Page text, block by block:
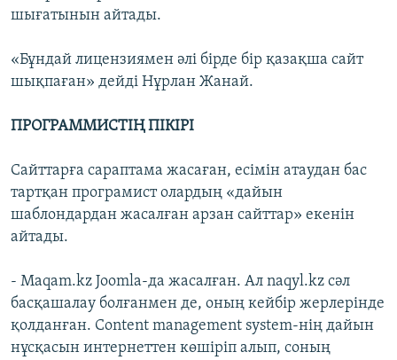
шығатынын айтады.
«Бұндай лицензиямен әлі бірде бір қазақша сайт
шықпаған» дейді Нұрлан Жанай.
ПРОГРАММИСТІҢ ПІКІРІ
Сайттарға сараптама жасаған, есімін атаудан бас
тартқан програмист олардың «дайын
шаблондардан жасалған арзан сайттар» екенін
айтады.
- Maqam.kz Joomla-да жасалған. Ал naqyl.kz сәл
басқашалау болғанмен де, оның кейбір жерлерінде
қолданған. Content management system-нің дайын
нұсқасын интернеттен көшіріп алып, соның